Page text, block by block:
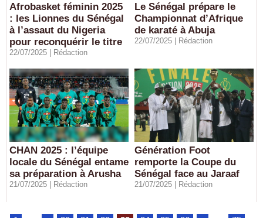
Afrobasket féminin 2025
: les Lionnes du Sénégal
à l’assaut du Nigeria
pour reconquérir le titre
22/07/2025 | Rédaction
​Le Sénégal prépare le
Championnat d’Afrique
de karaté à Abuja
22/07/2025 | Rédaction
CHAN 2025 : l’équipe
locale du Sénégal entame
sa préparation à Arusha
21/07/2025 | Rédaction
Génération Foot
remporte la Coupe du
Sénégal face au Jaraaf
21/07/2025 | Rédaction